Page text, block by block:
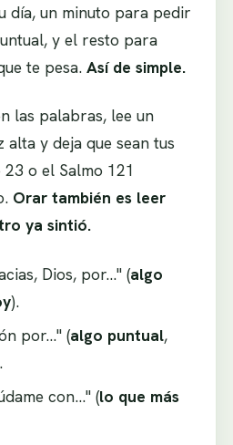
día, un minuto para pedir
y el resto para
te pesa. Así de simple.
las palabras, lee un
y deja que sean tus
o el Salmo 121
Orar también es leer
ya sintió.
Dios, por…" (algo
).
por…" (algo puntual,
con…" (lo que más